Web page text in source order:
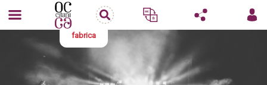
fabrica